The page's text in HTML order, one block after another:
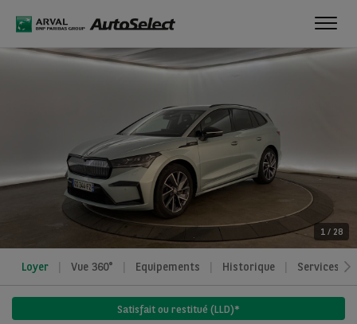
1 / 28
Loyer Vue 360° Equipements Historique Services
Satisfait ou restitué (LLD)*